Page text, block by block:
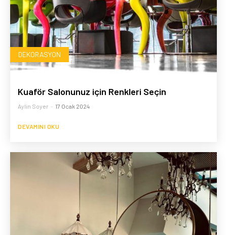
DEKORASYON
Kuaför Salonunuz için Renkleri Seçin
Aylin Soyer - 17 Ocak 2024
DEVAMINI OKU